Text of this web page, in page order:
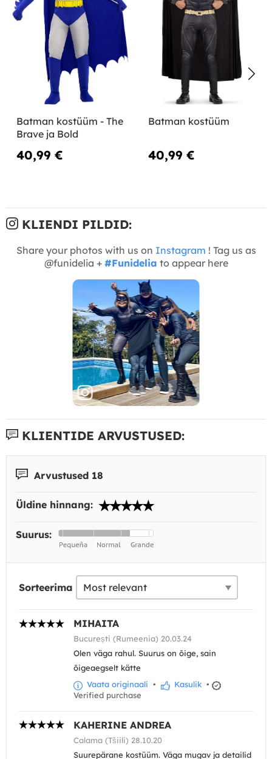
Batman kostüüm - The
Brave ja Bold
40,99 €
Batman kostüüm
40,99 €
KLIENDI PILDID:
Share your photos with us on Instagram ! Tag us as
@funidelia + #Funidelia to appear here
KLIENTIDE ARVUSTUSED:
Arvustused 18
Üldine hinnang:
Suurus:
Sorteerima
MIHAITA
București (Rumeenia) 20.03.24
Olen väga rahul. Suurus on õige, sain
õigeaegselt kätte
Vaata originaali • Kasulik •
Verified purchase
KAHERINE ANDREA
Calama (Tšiili) 28.10.20
Suurepärane kostüüm. Väga mugav ja detailid